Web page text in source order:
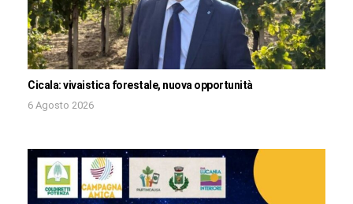
Cicala: vivaistica forestale, nuova opportunità
6 Agosto 2026